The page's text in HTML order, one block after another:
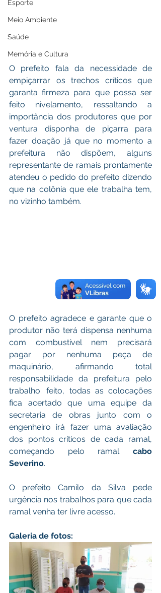
Esporte
Meio Ambiente
Saúde
Memória e Cultura
O prefeito fala da necessidade de
empiçarrar os trechos críticos que
garanta firmeza para que possa ser
feito nivelamento, ressaltando a
importância dos produtores que por
ventura disponha de piçarra para
fazer doação já que no momento a
prefeitura não dispõem, alguns
representante de ramais prontamente
atendeu o pedido do prefeito dizendo
que na colônia que ele trabalha tem,
no vizinho também.
O prefeito agradece e garante que o
produtor não terá dispensa nenhuma
com combustível nem precisará
pagar por nenhuma peça de
maquinário, afirmando total
responsabilidade da prefeitura pelo
trabalho. feito, todas as colocações
fica acertado que uma equipe da
secretaria de obras junto com o
engenheiro irá fazer uma avaliação
dos pontos críticos de cada ramal,
começando pelo ramal cabo
Severino.
O prefeito Camilo da Silva pede
urgência nos trabalhos para que cada
ramal venha ter livre acesso.
Galeria de fotos: